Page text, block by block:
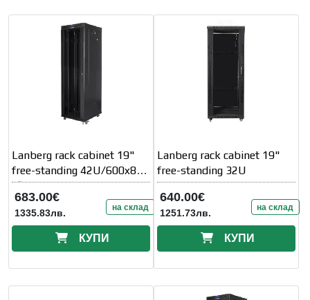
Lanberg rack cabinet 19"
free-standing 42U/600x800
(flat
683.00€
1335.83лв. на склад
КУПИ
Lanberg rack cabinet 19"
free-standing 32U
640.00€
1251.73лв. на склад
КУПИ